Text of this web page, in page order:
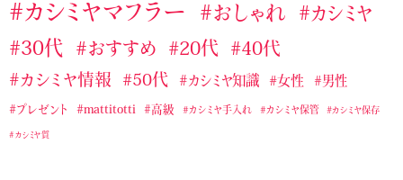
ラルフローレンのおすすめカシミヤストール・マフラー
ランバンカシミヤストール・マフラー
無印良品のおすすめカシミヤストール・マフラー
カシミヤマフラー
おしゃれ
カシミヤ
30代
おすすめ 20代 40代
カシミヤ情報 50代 カシミヤ知識 女性 男性
プレゼント mattitotti 高級 カシミヤ手入れ カシミヤ保管 カシミヤ保存
カシミヤ質